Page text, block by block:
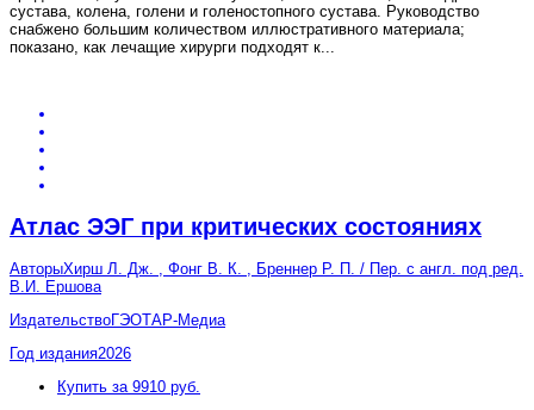
сустава, колена, голени и голеностопного сустава. Руководство
снабжено большим количеством иллюстративного материала;
показано, как лечащие хирурги подходят к
Атлас ЭЭГ при критических состояниях
АвторыХирш Л. Дж. , Фонг В. К. , Бреннер Р. П. / Пер. с англ. под ред.
В.И. Ершова
ИздательствоГЭОТАР-Медиа
Год издания2026
Купить за 9910 руб.